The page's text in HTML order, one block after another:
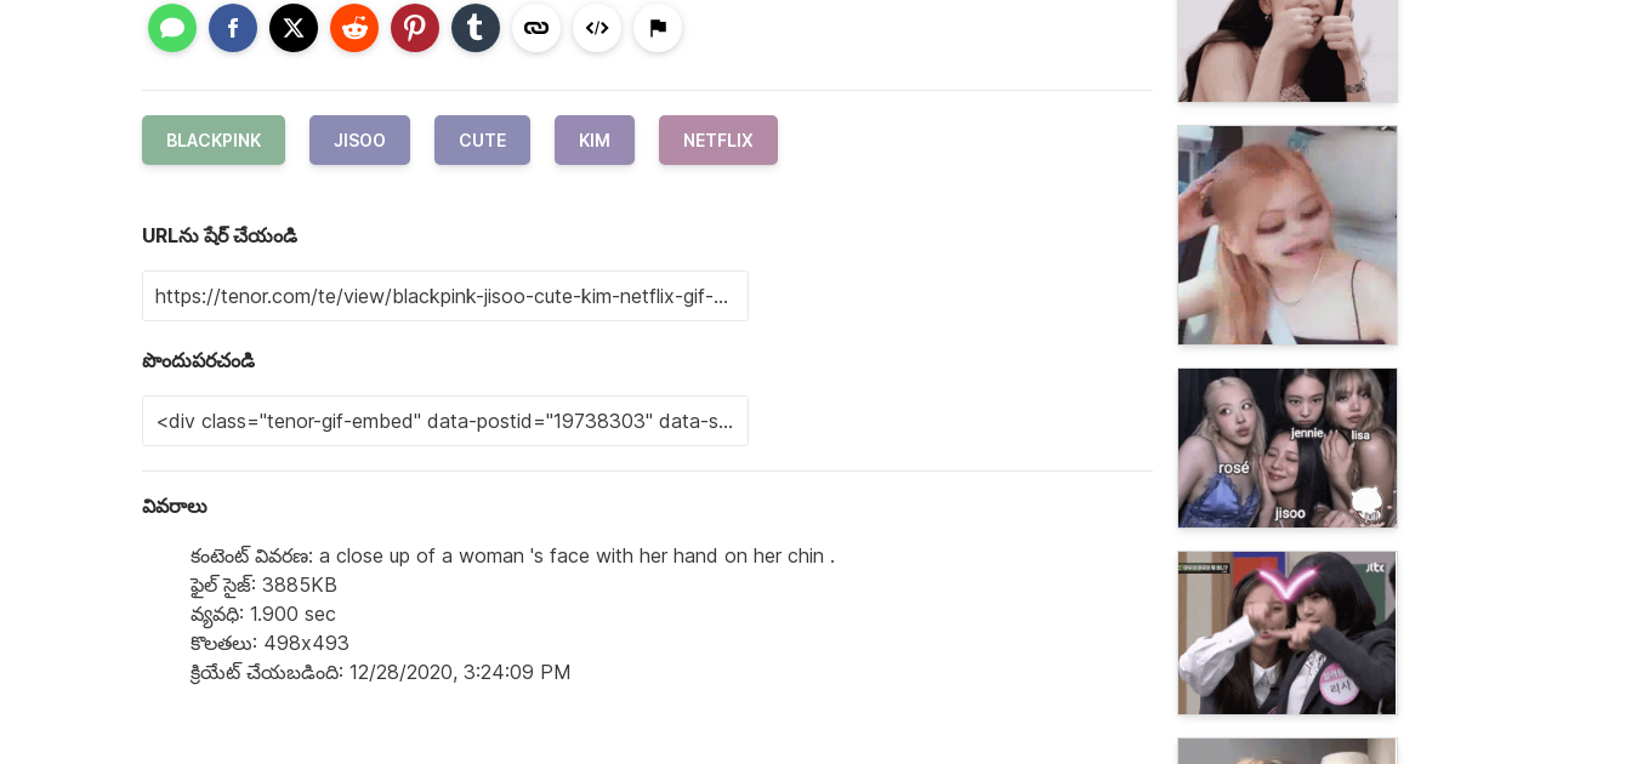
BLACKPINK JISOO CUTE KIM NETFLIX
URLను షేర్ చేయండి
పొందుపరచండి
వివరాలు
కంటెంట్ వివరణ: a close up of a woman 's face with her hand on her chin .
ఫైల్ సైజ్: 3885KB
వ్యవధి: 1.900 sec
కొలతలు: 498x493
క్రియేట్ చేయబడింది: 12/28/2020, 3:24:09 PM